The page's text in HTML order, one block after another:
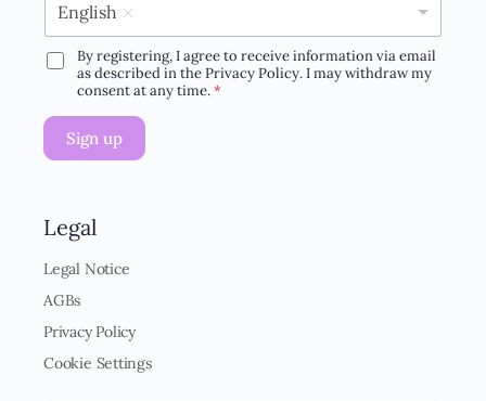
*
English
*
m
a
l
D
G
V
-
n
v
By registering, I agree to receive information via email
as described in the Privacy Policy. I may withdraw my
consent at any time.*
Sign up
Legal
Legal Notice
AGBs
Privacy Policy
Cookie Settings